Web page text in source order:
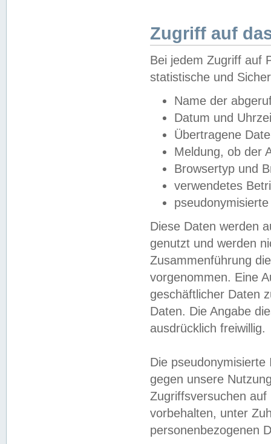
Zugriff auf
Bei jedem Zugriff auf
statistische und
Name der
Datum und
Übertragene
Meldung, ob der
Browsertyp und
verwendetes
Diese Daten werden
genutzt und werden
Zusammenführung
vorgenommen. Eine
geschäftlicher Daten
Daten. Die Angabe
ausdrücklich freiwillig.
Die
gegen unsere
Zugriffsversuchen
vorbehalten, unter
personenbezogenen